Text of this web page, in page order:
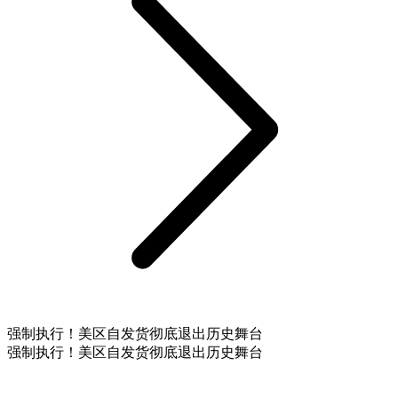
强制执行！美区自发货彻底退出历史舞台
强制执行！美区自发货彻底退出历史舞台